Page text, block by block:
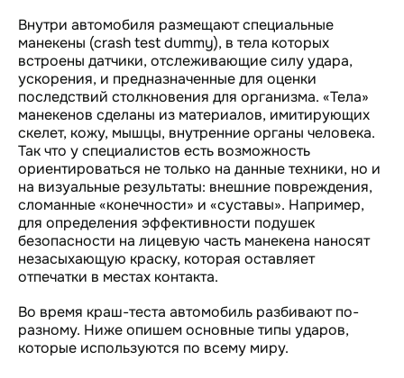
Внутри автомобиля размещают специальные
манекены (crash test dummy), в тела которых
встроены датчики, отслеживающие силу удара,
ускорения, и предназначенные для оценки
последствий столкновения для организма. «Тела»
манекенов сделаны из материалов, имитирующих
скелет, кожу, мышцы, внутренние органы человека.
Так что у специалистов есть возможность
ориентироваться не только на данные техники, но и
на визуальные результаты: внешние повреждения,
сломанные «конечности» и «суставы». Например,
для определения эффективности подушек
безопасности на лицевую часть манекена наносят
незасыхающую краску, которая оставляет
отпечатки в местах контакта.
Во время краш-теста автомобиль разбивают по-
разному. Ниже опишем основные типы ударов,
которые используются по всему миру.